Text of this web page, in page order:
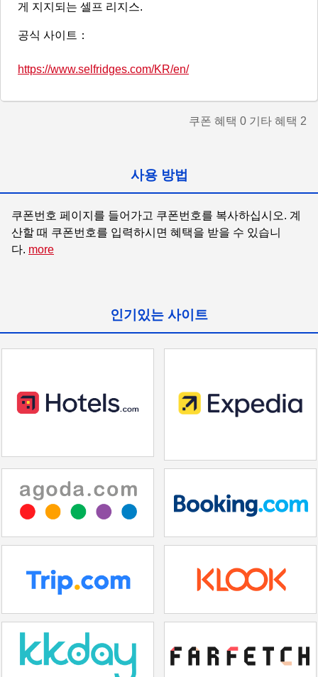
게 지지되는 셀프 리지스.
공식 사이트：
https://www.selfridges.com/KR/en/
쿠폰 혜택 0 기타 혜택 2
사용 방법
쿠폰번호 페이지를 들어가고 쿠폰번호를 복사하십시오. 계
산할 때 쿠폰번호를 입력하시면 혜택을 받을 수 있습니
다. more
인기있는 사이트